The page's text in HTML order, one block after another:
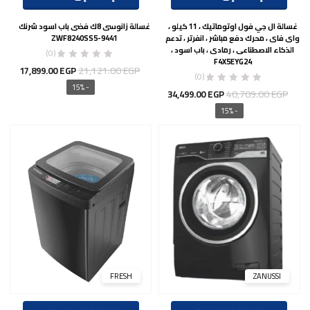
غسالة ال جي فول اوتوماتيك ، 11 كيلو ،
واى فاى ، محرك دفع مباشر ، انفرتر ، تدعم
الذكاء الاصطناعى ، رمادى ، باب اسود ،
F4X5EYG24
(0)
40,709.00EGP
السعر
الأصلي
40,709.00 EGP.
34,499.00EGP
السعر
- 15%
غسالة زانوسى 8ك فضى باب اسود شرنك
ZWF8240SS5-9441
(0)
21,121.00EGP
السعر
الأصلي
17,899.00EGP
- 15%
ZANUSSI
FRESH